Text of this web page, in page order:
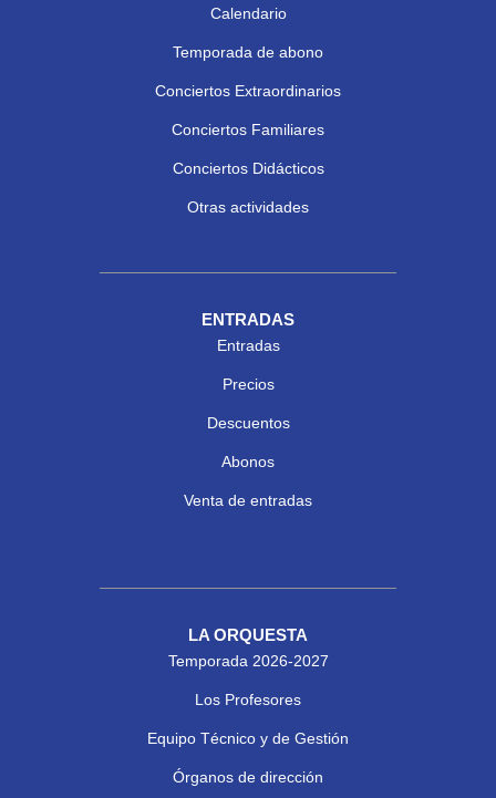
Calendario
Temporada de abono
Conciertos Extraordinarios
Conciertos Familiares
Conciertos Didácticos
Otras actividades
ENTRADAS
Entradas
Precios
Descuentos
Abonos
Venta de entradas
LA ORQUESTA
Temporada 2026-2027
Los Profesores
Equipo Técnico y de Gestión
Órganos de dirección